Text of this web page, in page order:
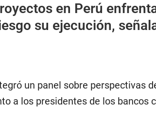
en Perú
su ejecución,
un panel sobre perspectivas
a los presidentes de los bancos